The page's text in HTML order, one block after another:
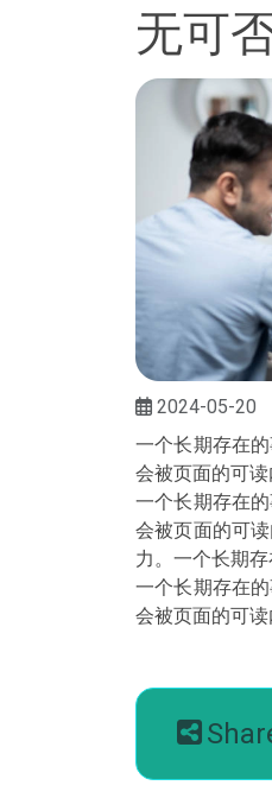
无可
2024-05-20
一个长期存在
会被页面的可读
一个长期存在
会被页面的可
力。一个长期
一个长期存在
会被页面的可